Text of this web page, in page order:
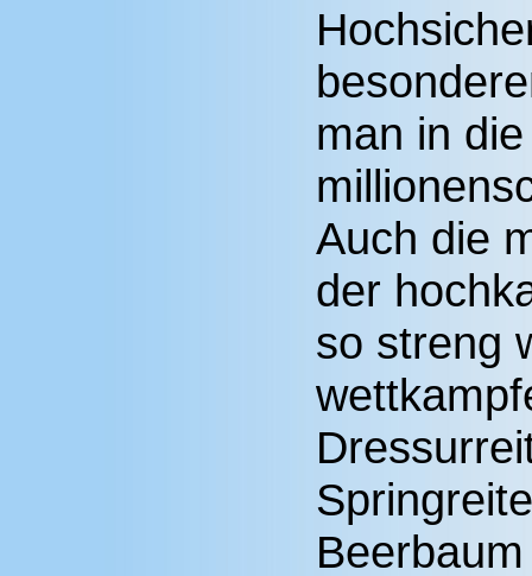
man in
Auch die
der
so streng